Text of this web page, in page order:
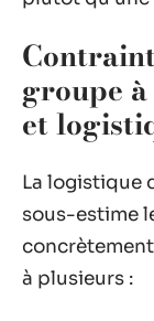
groupe
et
La logistique
sous-estime
à plusieurs :